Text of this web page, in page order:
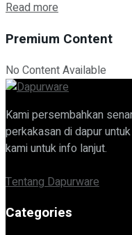
Read more
Premium Content
No Content Available
Kami persembahkan
perkakasan di dapur
kami untuk info lanjut.
Tentang Dapurware
Categories